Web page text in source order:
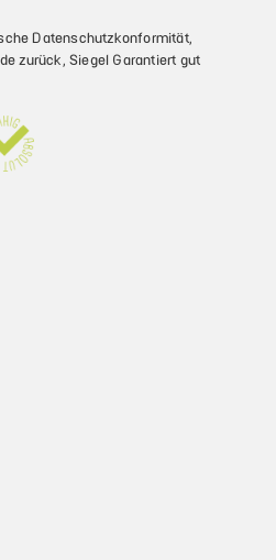
Datenschutzkonformität,
zurück, Siegel Garantiert gut